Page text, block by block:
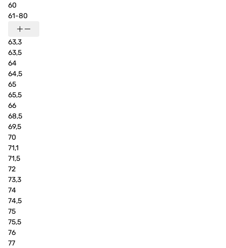
60
61-80
63,3
63,5
64
64,5
65
65,5
66
68,5
69,5
70
71,1
71,5
72
73,3
74
74,5
75
75,5
76
77